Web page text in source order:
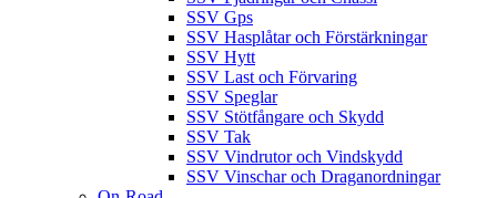
SSV Gps
SSV Hasplåtar och Förstärkningar
SSV Hytt
SSV Last och Förvaring
SSV Speglar
SSV Stötfångare och Skydd
SSV Tak
SSV Vindrutor och Vindskydd
SSV Vinschar och Draganordningar